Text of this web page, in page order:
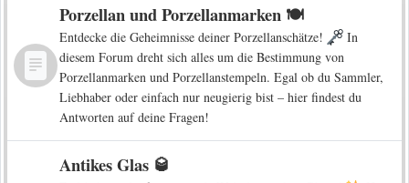
Porzellan und Porzellanmarken 🍽️
Entdecke die Geheimnisse deiner Porzellanschätze!
In
diesem Forum dreht sich alles um die Bestimmung von
Porzellanmarken und Porzellanstempeln. Egal ob du Sammler,
Liebhaber oder einfach nur neugierig bist – hier findest du
Antworten auf deine Fragen!
Antikes Glas 🥃